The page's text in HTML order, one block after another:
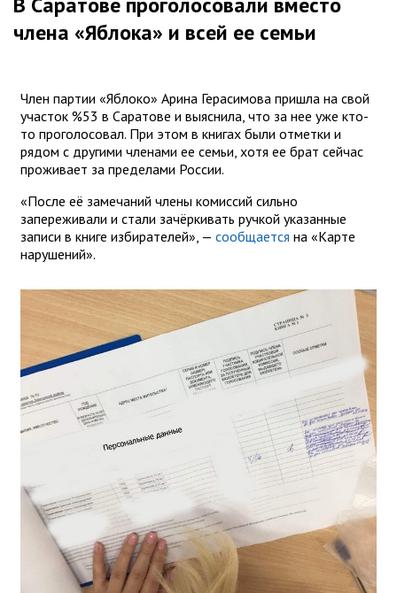
члена «Яблока» и всей ее семьи
Член партии «Яблоко» Арина Герасимова пришла на свой
участок %53 в Саратове и выяснила, что за нее уже кто-
то проголосовал. При этом в книгах были отметки и
рядом с другими членами ее семьи, хотя ее брат сейчас
проживает за пределами России.
«После её замечаний члены комиссий сильно
запереживали и стали зачёркивать ручкой указанные
записи в книге избирателей», — сообщается на «Карте
нарушений».